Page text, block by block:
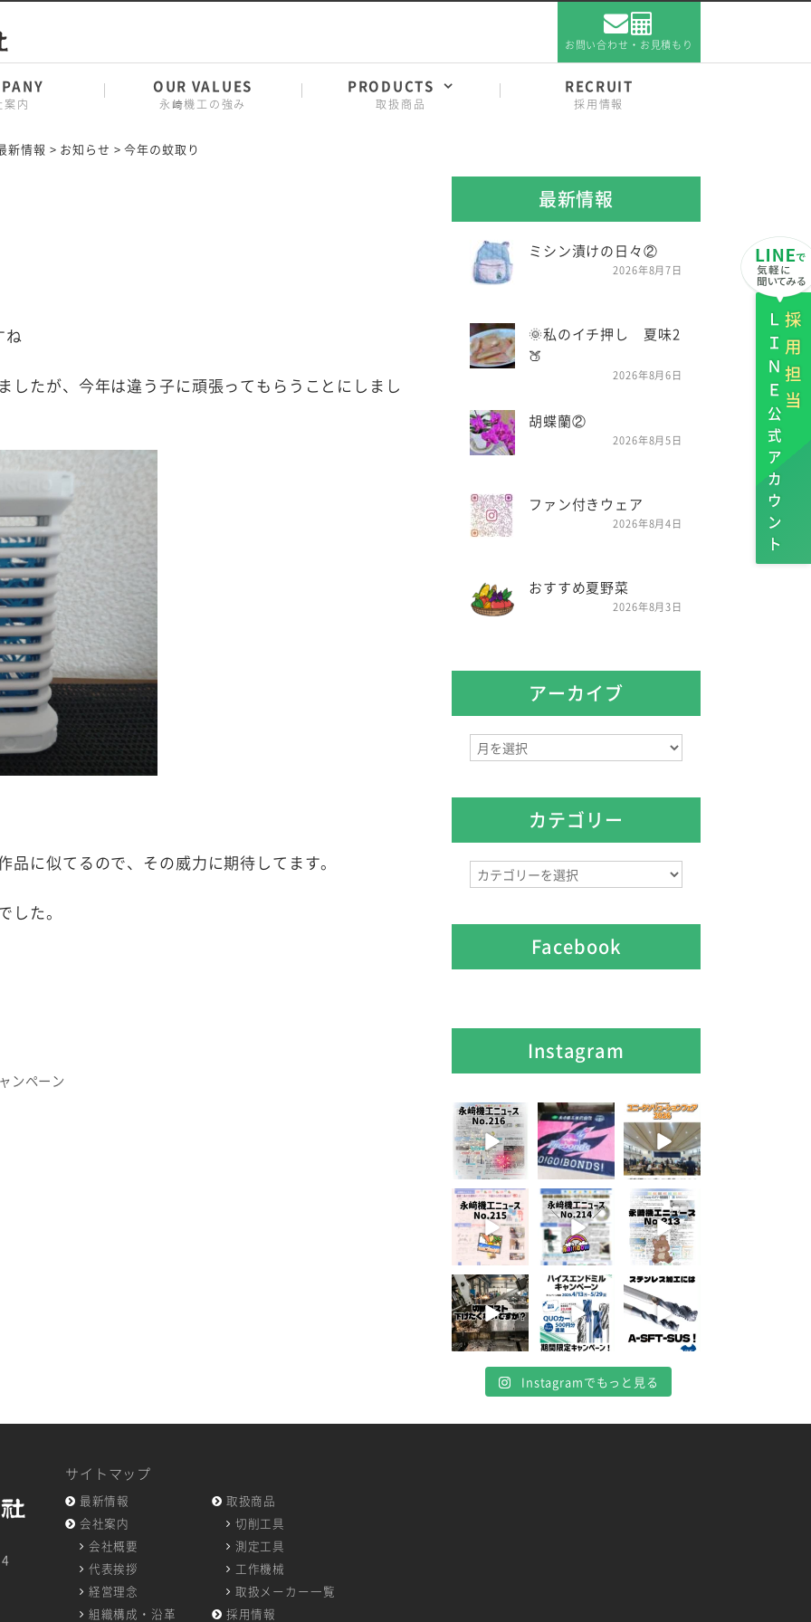
採用担当
ＬＩＮＥ
公式アカウント
お問い合わせ・お見積もり
案内
OUR VALUES
永﨑機工の強み
PRODUCTS
取扱商品
RECRUIT
採用情報
新情報 > お知らせ >今年の蚊取り
ね
したが、今年は違う子に頑張ってもらうことにしまし
に似てるので、その威力に期待してます。
た。
ンペーン
最新情報
ミシン漬けの日々②
2026年8月7日
🌞私のイチ押し 夏味2
🍑
2026年8月6日
胡蝶蘭②
2026年8月5日
ファン付きウェア
2026年8月4日
おすすめ夏野菜
2026年8月3日
アーカイブ
ア
ー
カテゴリー
カ
テ
Facebook
Instagram
8月 7
3 0
7月 28
7 0
7月 27
6 0
7月 3
5 0
6月 3
8 0
5月 13
5 0
4月 20
10
0
4月 16
10
0
4月 13
7
Instagramでもっと見る
サイトマップ
最新情報
会社案内
会社概要
代表挨拶
経営理念
組織構成・沿革
取扱商品
切削工具
測定工具
工作機械
取扱メーカー一覧
採用情報